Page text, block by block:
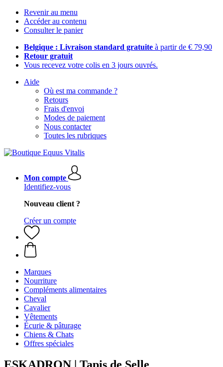
Revenir au menu
Accéder au contenu
Consulter le panier
Belgique : Livraison standard gratuite à partir de € 79,90
Retour gratuit
Vous recevez votre colis en 3 jours ouvrés.
Aide
Où est ma commande ?
Retours
Frais d'envoi
Modes de paiement
Nous contacter
Toutes les rubriques
Mon compte
Identifiez-vous
Nouveau client ?
Créer un compte
Marques
Nourriture
Compléments alimentaires
Cheval
Cavalier
Vêtements
Écurie & pâturage
Chiens & Chats
Offres spéciales